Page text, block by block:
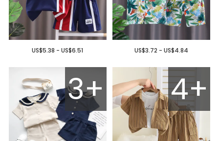
US$5.38 - US$6.51 US$3.72 - US$4.84
3+ 4+